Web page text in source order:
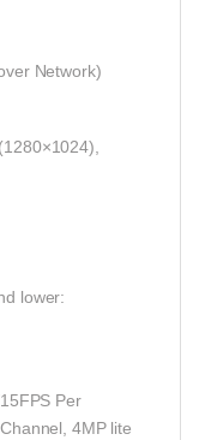
Network)
lower:
Per
4MP lite